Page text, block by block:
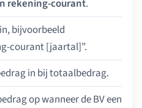
rekening-courant.
bijvoorbeeld
courant [jaartal]”.
in bij totaalbedrag.
op wanneer de BV een